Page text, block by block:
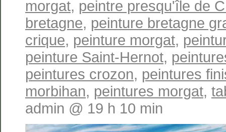
morgat, peintre presqu'île de
bretagne, peinture bretagne
crique, peinture morgat,
peinture Saint-Hernot,
peintures crozon, peintures
morbihan, peintures morgat,
admin @ 19 h 10 min